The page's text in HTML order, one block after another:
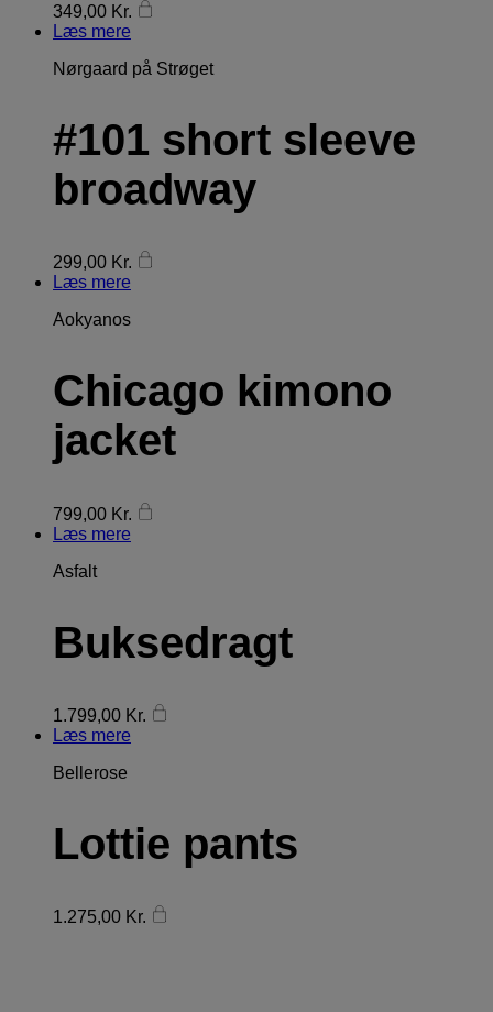
349,00 Kr.
Læs mere
Nørgaard på Strøget
#101 short sleeve
broadway
299,00 Kr.
Læs mere
Aokyanos
Chicago kimono
jacket
799,00 Kr.
Læs mere
Asfalt
Buksedragt
1.799,00 Kr.
Læs mere
Bellerose
Lottie pants
1.275,00 Kr.